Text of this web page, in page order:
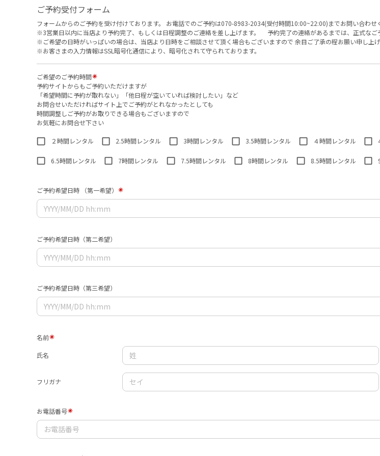
ご予約受付フォーム
フォームからのご予約を受け付けております。 お電話でのご予約は070-8983-2034(受付時間10:00~22:00)までお問い合わせ
※3営業日以内に当店より予約完了、もしくは日程調整のご連絡を差し上げます。 予約完了の連絡があるまでは、正式なご
※ご希望の日時がいっぱいの場合は、当店より日時をご相談させて頂く場合もございますので 余目ご了承の程お願い申し上げ
※お客さまの入力情報はSSL暗号化通信により、暗号化されて守られております。
ご希望のご予約時間
予約サイトからもご予約いただけますが
「希望時間に予約が取れない」「他日程が空いていれば検討したい」など
お問合せいただければサイト上でご予約がとれなかったとしても
時間調整しご予約がお取りできる場合もございますので
お気軽にお問合せ下さい
２時間レンタル 2.5時間レンタル 3時間レンタル 3.5時間レンタル ４時間レンタル
6.5時間レンタル 7時間レンタル 7.5時間レンタル 8時間レンタル 8.5時間レンタル
ご予約希望日時 （第一希望）
ご予約希望日時（第二希望）
ご予約希望日時（第三希望）
名前
氏名
フリガナ
お電話番号